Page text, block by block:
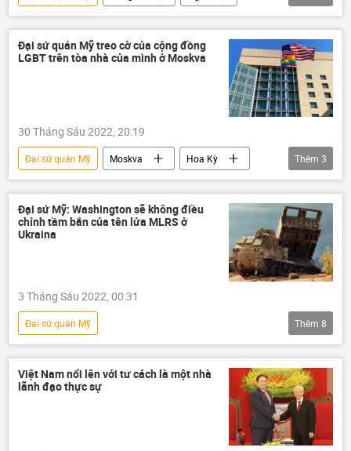
Thời sự
Hoa Kỳ
say rượu
Bộ Ngoại giao Nga
Đại sứ quán Mỹ treo cờ của cộng đồng
LGBT trên tòa nhà của mình ở Moskva
30 Tháng Sáu 2022, 20:19
Đại sứ quán Mỹ Moskva
Hoa Kỳ
Nga
Xã hội Chính trị
Thêm 3
Đại sứ Mỹ: Washington sẽ không điều
chỉnh tầm bắn của tên lửa MLRS ở
Ukraina
3 Tháng Sáu 2022, 00:31
Đại sứ quán Mỹ
Chiến dịch quân sự đặc biệt tại Ukraina
Cuộc khủng hoảng ở Ukraina
Ukraina
Hoa Kỳ
Thêm 8
Việt Nam nổi lên với tư cách là một nhà
lãnh đạo thực sự